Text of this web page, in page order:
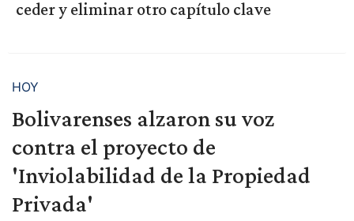
ceder y eliminar otro capítulo clave
HOY
Bolivarenses alzaron su voz
contra el proyecto de
'Inviolabilidad de la Propiedad
Privada'